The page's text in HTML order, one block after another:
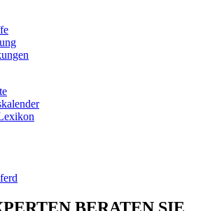
BERATEN SIE